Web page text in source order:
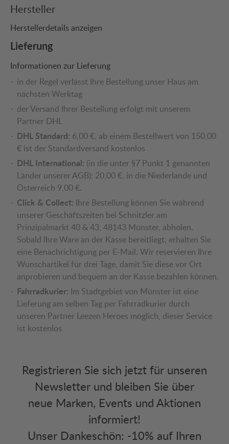
Hersteller
Herstellerdetails anzeigen
Lieferung
Informationen zur Lieferung
in der Regel verlässt Ihre Bestellung unser Haus am
nächsten Werktag
der Versand Ihrer Bestellung erfolgt mit unserem
Partner DHL
DHL Standard: 6,00 €, ab einem Bestellwert von 150,00
€ ist der Standardversand kostenlos
DHL International: (in die unter §7 Punkt 1 genannten
Länder unserer AGB): 20,00 €, in die Niederlande und
Österreich 9,00 €.
Click & Collect: Ihre Bestellung können Sie während
unserer Geschäftszeiten bei Schnitzler am
Prinzipalmarkt 40 & 43, 48143 Münster, abholen.
Sobald Ihre Ware an der Kasse bereitliegt, erhalten Sie
eine Benachrichtigung per E-Mail. Wir reservieren Ihre
Wunschartikel für drei Tage, damit Sie diese vor Ort
anprobieren und bequem an der Kasse bezahlen können.
Fahrradkurier: Im Stadtgebiet von Münster ist eine
Lieferung am selben Tag per Fahrradkurier durch
unseren Partner Leezen Heroes möglich, dieser Service
ist kostenlos
Registrieren Sie sich jetzt für unseren
Newsletter und bleiben Sie über
neue Marken, Events und Aktionen
informiert!
Unser Dankeschön: -10% auf Ihren